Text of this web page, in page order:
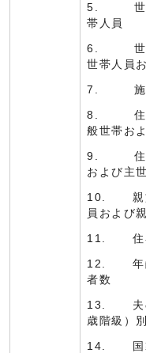
5. 世帯
帯人員
6. 世帯
世帯人員
7. 施設
8. 住居
般世帯お
9. 住宅
および主
10. 親族
員および
11. 住宅
12. 年齢
者数
13. 夫の
歳階級）
14. 国籍